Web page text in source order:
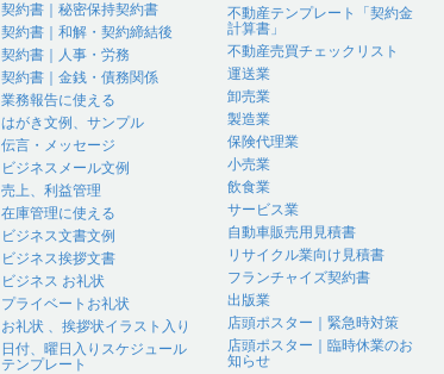
契約書｜秘密保持契約書
契約書｜和解・契約締結後
契約書｜人事・労務
契約書｜金銭・債務関係
業務報告に使える
はがき文例、サンプル
伝言・メッセージ
ビジネスメール文例
売上、利益管理
在庫管理に使える
ビジネス文書文例
ビジネス挨拶文書
ビジネス お礼状
プライベートお礼状
お礼状 、挨拶状イラスト入り
日付、曜日入りスケジュール
テンプレート
不動産テンプレート「契約金
計算書」
不動産売買チェックリスト
運送業
卸売業
製造業
保険代理業
小売業
飲食業
サービス業
自動車販売用見積書
リサイクル業向け見積書
フランチャイズ契約書
出版業
店頭ポスター｜緊急時対策
店頭ポスター｜臨時休業のお
知らせ